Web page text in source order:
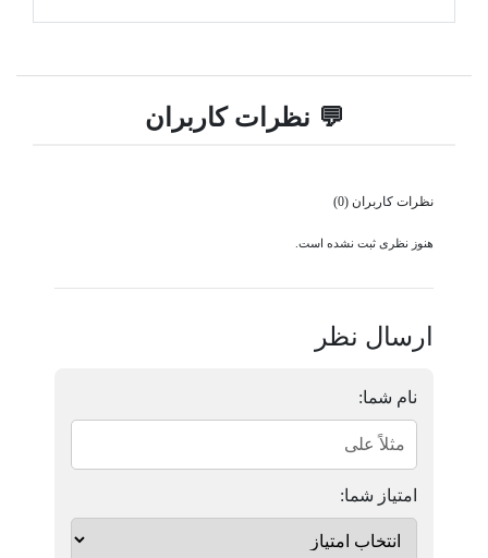
💬 نظرات کاربران
نظرات کاربران (0)
هنوز نظری ثبت نشده است.
ارسال نظر
نام شما:
امتیاز شما: